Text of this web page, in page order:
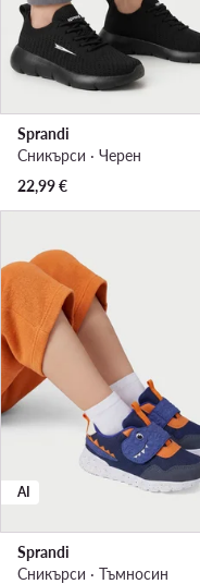
Sprandi
Сникърси · Черен
22,99€
AI
Sprandi
Сникърси · Тъмносин